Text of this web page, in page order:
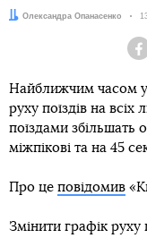
Автор:
Олександра Опанасенко
Найближчим часом у
руху поїздів на всіх
поїздами збільшать
міжпікові та на 45
Про це повідомив
Змінити графік руху